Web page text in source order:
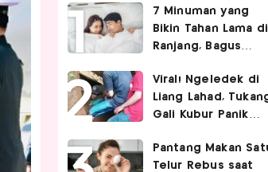
7 Minuman yang
Bikin Tahan Lama di
Ranjang, Bagus
Hubungan Intim
Viral! Ngeledek di
Liang Lahad,
Gali Kubur Panik
Pantang Makan
Telur Rebus saat